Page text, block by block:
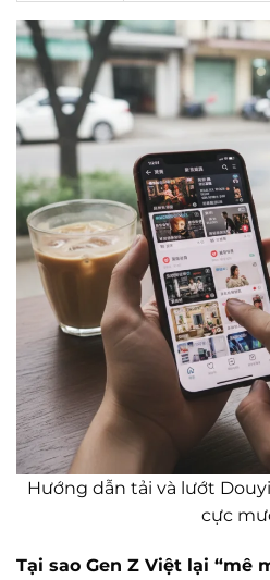
Hướng dẫn tải và lướt
cực
Tại sao Gen Z Việt lại “mê